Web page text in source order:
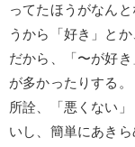
ってたほうがなん
うから「好き」と
だから、「〜が好
が多かったりする。
所詮、「悪くない
いし、簡単にあきら